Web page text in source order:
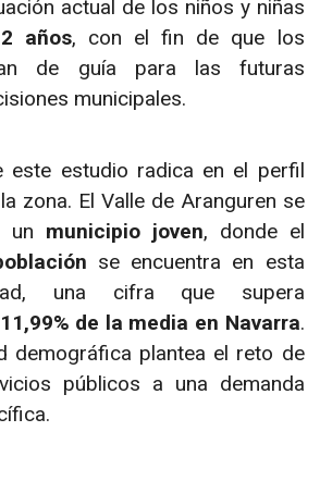
actual de los niños y niñas
años, con el fin de que los
de guía para las futuras
municipales.
este estudio radica en el perfil
zona. El Valle de Aranguren se
un municipio joven, donde el
se encuentra en esta
una cifra que supera
11,99% de la media en Navarra.
demográfica plantea el reto de
públicos a una demanda